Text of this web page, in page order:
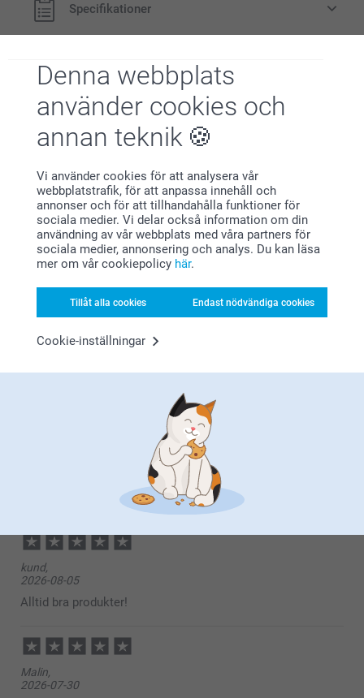
Denna webbplats
använder cookies och
annan teknik
Vi använder cookies för att analysera vår
webbplatstrafik, för att anpassa innehåll och
annonser och för att tillhandahålla funktioner för
sociala medier. Vi delar också information om din
användning av vår webbplats med våra partners för
sociala medier, annonsering och analys. Du kan läsa
mer om vår cookiepolicy här.
Tillåt alla cookies Endast nödvändiga cookies
Cookie-inställningar
storlek L eller XL
Modern Presentationsbox
Från 199,00/styck
Priser på tillval och tillgänglighet
storlek L eller XL
Specifikationer
Trustpilot produktomdömen
AV 5
Språk
5 Stjärnor
3 Stjärnor
2 Stjärnor
35
Nöjd med produkten. Bra kvalitet.
kund,
2026-08-05
Alltid bra produkter!
Malin,
2026-07-30